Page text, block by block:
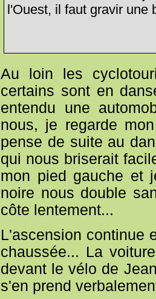
l'Ouest, il faut gravir une
Au loin les
certains sont en
entendu une
nous, je regarde
pense de suite au
qui nous briserait
mon pied gauche et
noire nous double
côte lentement...
L'ascension continue
chaussée... La
devant le vélo de
s'en prend